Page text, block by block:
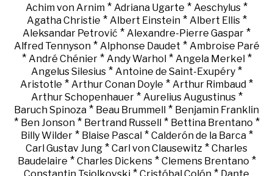
Achim von Arnim * Adriana Ugarte * Aeschylus *
Agatha Christie * Albert Einstein* Albert Ellis*
Aleksandar Petrović * Alexandre-Pierre Gaspar *
Alfred Tennyson* Alphonse Daudet * Ambroise Paré
* André Chénier* Andy Warhol * Angela Merkel *
Angelus Silesius * Antoine de Saint-Exupéry *
Aristotle * Arthur Conan Doyle * Arthur Rimbaud *
Arthur Schopenhauer* Aurelius Augustinus*
Baruch Spinoza * Beau Brummell * Benjamin Franklin
* Ben Jonson* Bertrand Russell * Bettina Brentano *
Billy Wilder* Blaise Pascal* Calderón de la Barca*
Carl Gustav Jung * Carl von Clausewitz * Charles
Baudelaire * Charles Dickens* Clemens Brentano *